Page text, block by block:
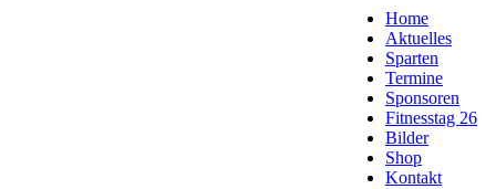
Home
Aktuelles
Sparten
Termine
Sponsoren
Fitnesstag 26
Bilder
Shop
Kontakt